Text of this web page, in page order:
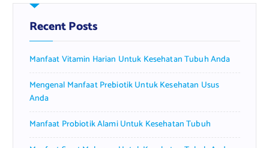
h
f
o
:
Recent Posts
Manfaat Vitamin Harian Untuk Kesehatan Tubuh Anda
Mengenal Manfaat Prebiotik Untuk Kesehatan Usus
Anda
Manfaat Probiotik Alami Untuk Kesehatan Tubuh